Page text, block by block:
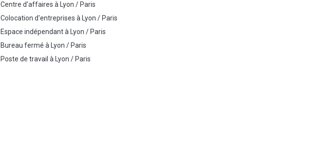
Centre d'affaires à Lyon / Paris
Colocation d'entreprises à Lyon / Paris
Espace indépendantà Lyon / Paris
Bureau fermé à Lyon / Paris
Poste de travail à Lyon / Paris